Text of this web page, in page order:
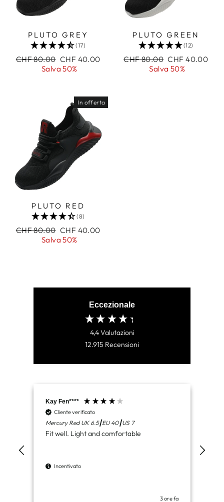
PLUTO GREY
(17)
Prezzo
CHF 80.00 Prezzo
scontato
CHF 40.00
Salva 50%
PLUTO GREEN
(12)
Prezzo
CHF 80.00 Prezzo
scontato
CHF 40.00
Salva 50%
In offerta
PLUTO RED
(8)
Prezzo
CHF 80.00 Prezzo
scontato
CHF 40.00
Salva 50%
Eccezionale
4,4Valutazioni
12.915 Recensioni
Kay Fen****
Cliente verificato
Mercury Red UK 6.5┃EU 40┃US 7
Fit well. Light and comfortable
Incentivato
3 ore fa